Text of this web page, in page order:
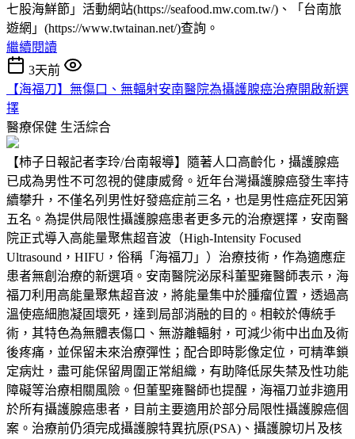
七股海鮮節」活動網站(https://seafood.mw.com.tw/)、「台南旅
遊網」(https://www.twtainan.net/)查詢。
繼續閱讀
3天前
【海福刀】無傷口、無輻射安南醫院為攝護腺癌治療開啟新選
擇
醫療保健 生活綜合
【柿子日報記者李玲/台南報導】隨著人口高齡化，攝護腺癌
已成為男性不可忽視的健康威脅。近年台灣攝護腺癌發生率持
續攀升，不僅名列男性好發癌症前三名，也是男性癌症死因第
五名。為提供局限性攝護腺癌患者更多元的治療選擇，安南醫
院正式導入高能量聚焦超音波（High-Intensity Focused
Ultrasound，HIFU，俗稱「海福刀」）治療技術，作為適應症
患者無創治療的新選項。安南醫院泌尿科董聖雍醫師表示，海
福刀利用高能量聚焦超音波，將能量集中於腫瘤位置，透過高
溫使癌細胞凝固壞死，達到局部消融的目的。相較於傳統手
術，其特色為無體表傷口、無游離輻射，可減少術中出血及術
後疼痛，並保留未來治療彈性；配合即時影像定位，可精準鎖
定病灶，盡可能保留周圍正常組織，有助降低尿失禁及性功能
障礙等治療相關風險。但董聖雍醫師也提醒，海福刀並非適用
於所有攝護腺癌患者，目前主要適用於部分局限性攝護腺癌個
案。治療前仍須完成攝護腺特異抗原(PSA)、攝護腺切片及核